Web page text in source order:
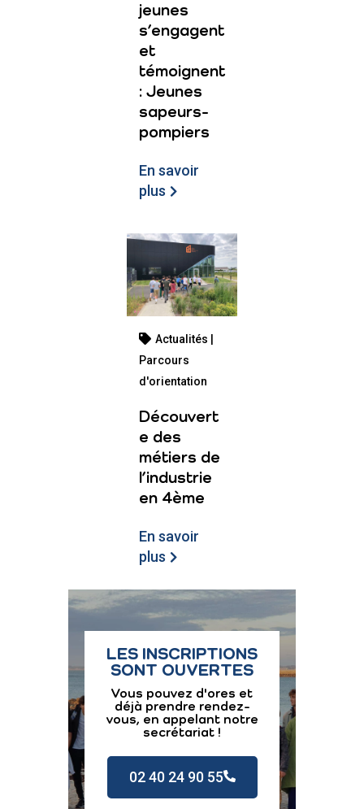
jeunes
s’engagent
et
témoignent
: Jeunes
sapeurs-
pompiers
En savoir
plus
Actualités |
Parcours
d'orientation
Découvert
e des
métiers de
l’industrie
en 4ème
En savoir
plus
LES INSCRIPTIONS
SONT OUVERTES
Vous pouvez d'ores et
déjà prendre rendez-
vous, en appelant notre
secrétariat !
02 40 24 90 55